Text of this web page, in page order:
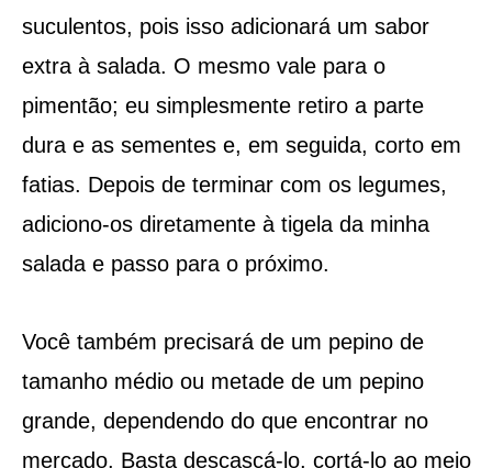
suculentos, pois isso adicionará um sabor
extra à salada. O mesmo vale para o
pimentão; eu simplesmente retiro a parte
dura e as sementes e, em seguida, corto em
fatias. Depois de terminar com os legumes,
adiciono-os diretamente à tigela da minha
salada e passo para o próximo.
Você também precisará de um pepino de
tamanho médio ou metade de um pepino
grande, dependendo do que encontrar no
mercado. Basta descascá-lo, cortá-lo ao meio